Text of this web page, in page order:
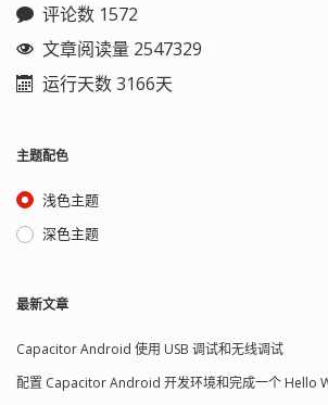
评论数 1572
文章阅读量 2547329
运行天数 3166天
主题配色
浅色主题
深色主题
最新文章
Capacitor Android 使用 USB 调试和无线调试
配置 Capacitor Android 开发环境和完成一个 Hello